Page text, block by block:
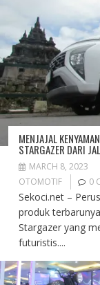
MENJAJAL
STARGAZER DARI
MARCH 8, 2023
OTOMOTIF
0
Sekoci.net –
produk
Stargazer yang
futuristis....